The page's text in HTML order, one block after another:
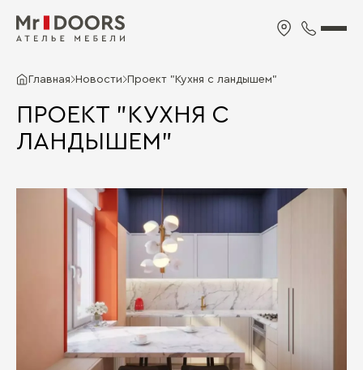
Главная Новости Проект "Кухня с ландышем"
ПРОЕКТ "КУХНЯ С
ЛАНДЫШЕМ"